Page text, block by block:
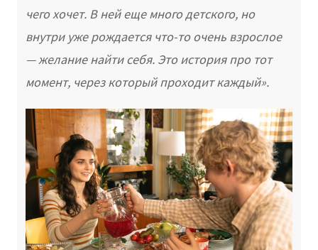
чего хочет. В ней еще много детского, но
внутри уже рождается что-то очень взрослое
— желание найти себя. Это история про тот
момент, через который проходит каждый».